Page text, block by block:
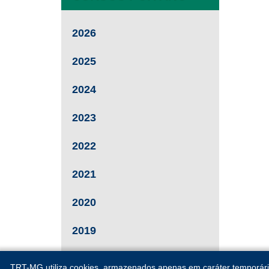
2026
2025
2024
2023
2022
2021
2020
2019